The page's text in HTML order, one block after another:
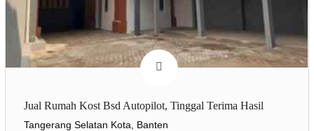
Jual Rumah Kost Bsd Autopilot, Tinggal Terima Hasil
Tangerang Selatan Kota, Banten